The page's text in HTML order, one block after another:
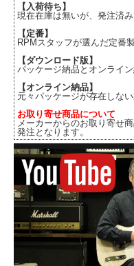
【入荷待ち】
現在在庫は無いが、発注済
【定番】
RPMスタッフが選んだ定番
【ダウンロード版】
パッケージ納品とオンライ
【オンライン納品】
元々パッケージが存在しな
お取り寄せ商品について
メーカーからのお取り寄せ
発注となります。